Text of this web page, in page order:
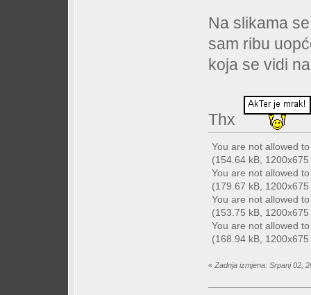
Na slikama
sam ribu
koja se vidi
Thx
You are not allowed
(154.64 kB,
You are not allowed
(179.67 kB,
You are not allowed
(153.75 kB,
You are not allowed
(168.94 kB,
« Zadnja izmjena: Srpanj 02,